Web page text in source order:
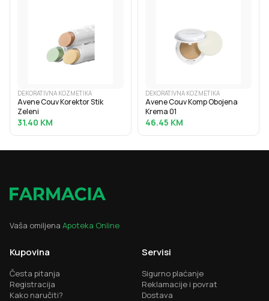
DEKORATIVNA KOZMETIKA
Avene Couv Korektor Stik
Zeleni
31.40 KM
DEKORATIVNA KOZMETIKA
Avene Couv Komp Obojena
Krema 01
46.45 KM
Vaša omiljena Apoteka Online
Kupovina
Česta pitanja
Registracija
Kako naručiti?
Servisi
Sigurno plaćanje
Reklamacije i povrat
Dostava